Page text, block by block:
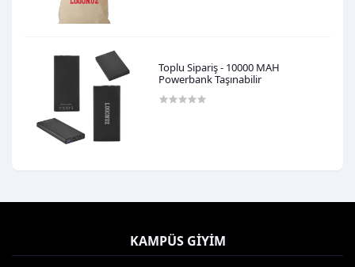
Toplu Sipariş - 10000 MAH
Powerbank Taşınabilir
KAMPÜS GIYIM